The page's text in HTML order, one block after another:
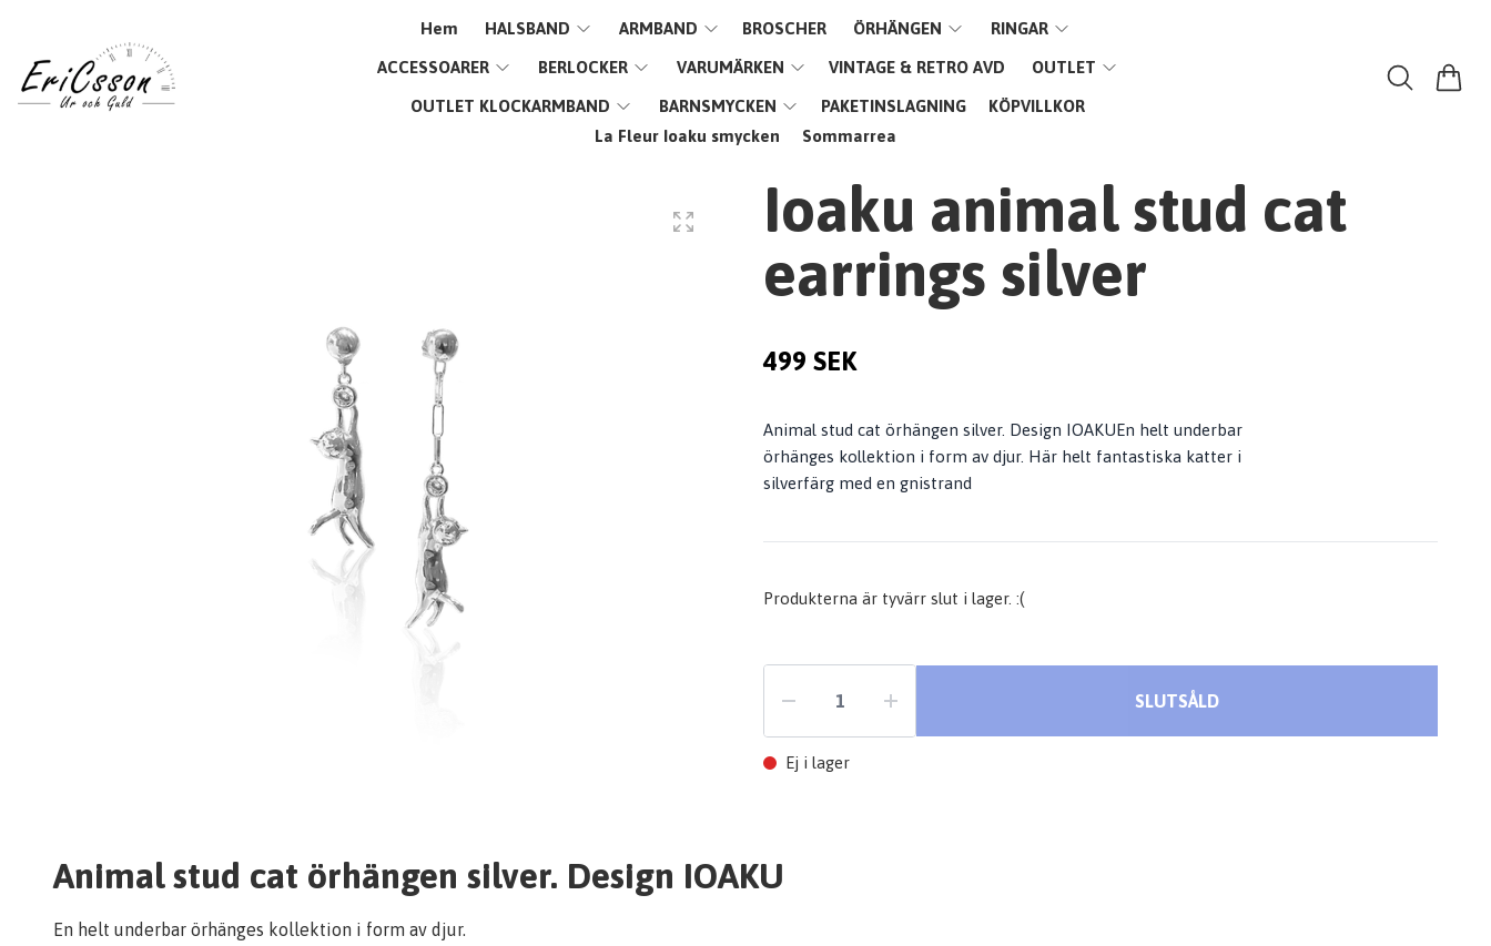
Hem HALSBAND ARMBAND BROSCHER ÖRHÄNGEN RINGAR
ACCESSOARER BERLOCKER VARUMÄRKEN VINTAGE & RETRO AVD OUTLET
OUTLET KLOCKARMBAND BARNSMYCKEN PAKETINSLAGNING
KÖPVILLKOR
La Fleur Ioaku smycken
Sommarrea
Ioaku animal stud cat
earrings silver
499 SEK
Animal stud cat örhängen silver. Design IOAKUEn helt underbar
örhänges kollektion i form av djur. Här helt fantastiska katter i
silverfärg med en gnistrand
Produkterna är tyvärr slut i lager. :(
SLUTSÅLD
Ej i lager
Animal stud cat örhängen silver. Design IOAKU
En helt underbar örhänges kollektion i form av djur.